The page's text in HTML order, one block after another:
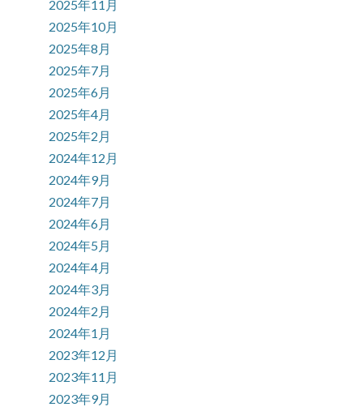
2025年11月
2025年10月
2025年8月
2025年7月
2025年6月
2025年4月
2025年2月
2024年12月
2024年9月
2024年7月
2024年6月
2024年5月
2024年4月
2024年3月
2024年2月
2024年1月
2023年12月
2023年11月
2023年9月